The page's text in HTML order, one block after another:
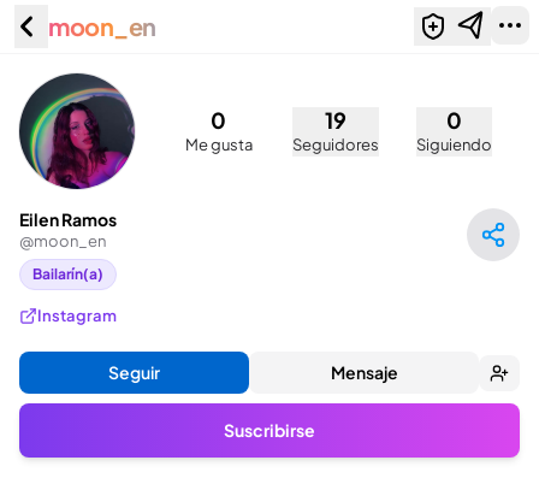
Eilen Ramos (@moon_en)
moon_en
0
Me gusta
19
Seguidores
0
Siguiendo
Eilen Ramos
@moon_en
Bailarín(a)
Instagram
Seguir Mensaje
Suscribirse